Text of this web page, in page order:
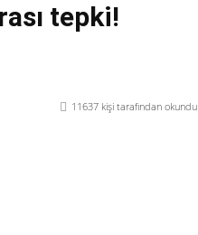
tepki!
11637kişi tarafından okundu